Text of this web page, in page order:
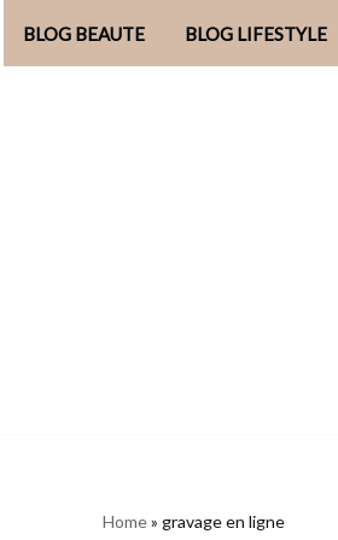
Aller
BLOG BEAUTE BLOG LIFESTYLE
Home» gravage en ligne